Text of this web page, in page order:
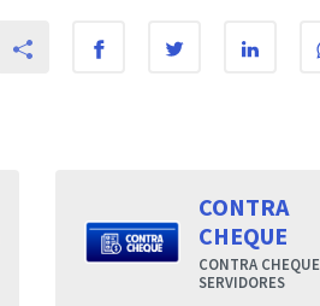
CONTRA
CHEQUE
CONTRA CHEQUE
SERVIDORES